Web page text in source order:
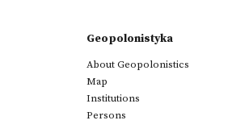
Geopolonistyka
About Geopolonistics
Map
Institutions
Persons